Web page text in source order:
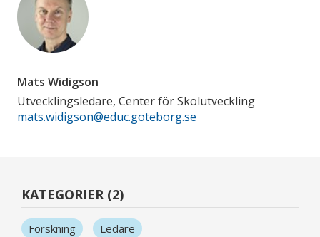
Mats Widigson
Utvecklingsledare, Center för Skolutveckling
mats.widigson@educ.goteborg.se
KATEGORIER (2)
Forskning Ledare